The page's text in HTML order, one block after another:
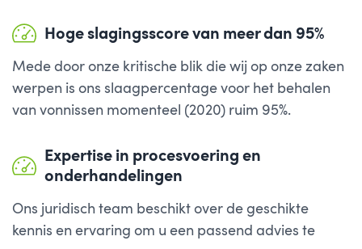
Hoge slagingsscore van meer dan 95%
Mede door onze kritische blik die wij op onze zaken
werpen is ons slaagpercentage voor het behalen
van vonnissen momenteel (2020) ruim 95%.
Expertise in procesvoering en
onderhandelingen
Ons juridisch team beschikt over de geschikte
kennis en ervaring om u een passend advies te